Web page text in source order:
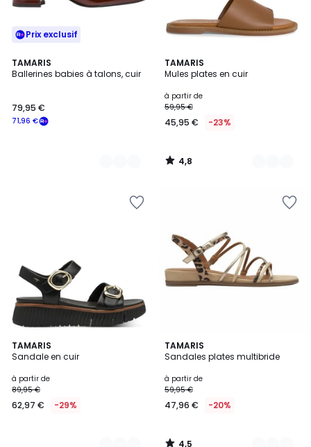
Prix exclusif
TAMARIS
Ballerines babies à talons, cuir
71,96 €
79,95 €
2
Couleurs
TAMARIS
Mules plates en cuir
à partir de
59,95 €
45,95 € -23%
4,8
/ 5
6
Couleurs
4,8
/
TAMARIS
Sandale en cuir
à partir de
89,95 €
62,97 € -29%
5
Couleurs
TAMARIS
Sandales plates multibride
à partir de
59,95 €
47,96 € -20%
4,5
/ 5
2
Couleurs
4,5